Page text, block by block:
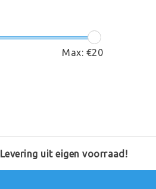
Max: €20
Levering uit eigen voorraad!